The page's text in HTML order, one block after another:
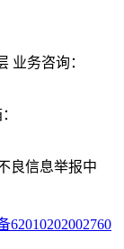
业务咨询：
良信息举报中
62010202002760